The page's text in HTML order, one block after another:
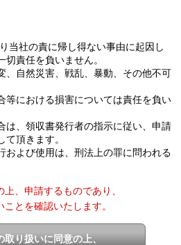
当社の責に帰し得ない事由に起因し
責任を負いません。
自然災害、戦乱、暴動、その他不可
における損害については責任を負い
は、領収書発行者の指示に従い、申請
頂きます。
よび使用は、刑法上の罪に問われる
、申請するものであり、
とを確認いたします。
取り扱いに同意の上、